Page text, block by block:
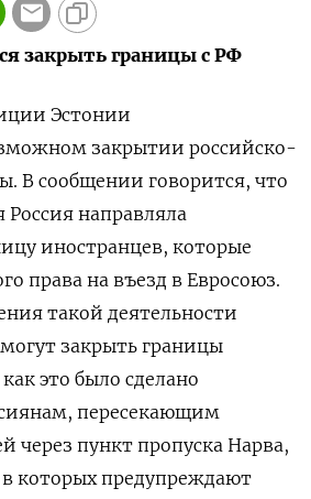
закрыть границы с РФ
Эстонии
закрытии российско-
В сообщении говорится, что
Россия направляла
иностранцев, которые
права на въезд в Евросоюз.
такой деятельности
закрыть границы
это было сделано
пересекающим
через пункт пропуска Нарва,
которых предупреждают